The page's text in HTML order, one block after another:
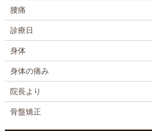
腰痛
診療日
身体
身体の痛み
院長より
骨盤矯正